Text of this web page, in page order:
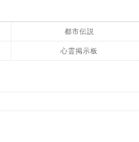
都市伝説
心霊掲示板